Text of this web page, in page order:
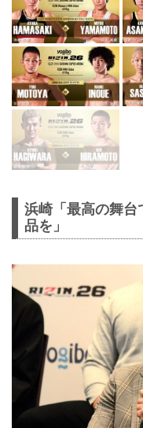
浜崎「最高の舞台
品を」